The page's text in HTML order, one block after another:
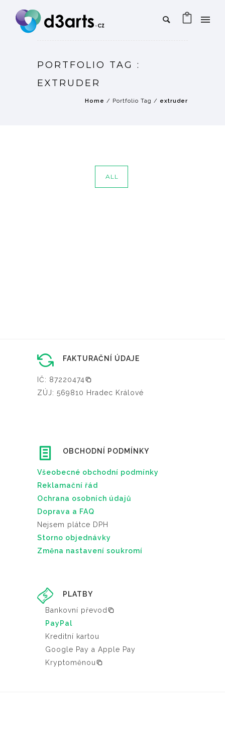
PORTFOLIO TAG :
EXTRUDER
Home / Portfolio Tag / extruder
ALL
FAKTURAČNÍ ÚDAJE
IČ: 87220474
ZÚJ: 569810 Hradec Králové
OBCHODNÍ PODMÍNKY
Všeobecné obchodní podmínky
Reklamační řád
Ochrana osobních údajů
Doprava a FAQ
Nejsem plátce DPH
Storno objednávky
Změna nastavení soukromí
PLATBY
Bankovní převod
PayPal
Kreditní kartou
Google Pay a Apple Pay
Kryptoměnou